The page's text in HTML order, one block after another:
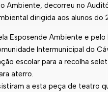
Ambiente, decorreu no
dirigida aos alunos do
Esposende Ambiente e pelo
Intermunicipal do
escolar para a recolha
aterro.
a esta peça de teatro